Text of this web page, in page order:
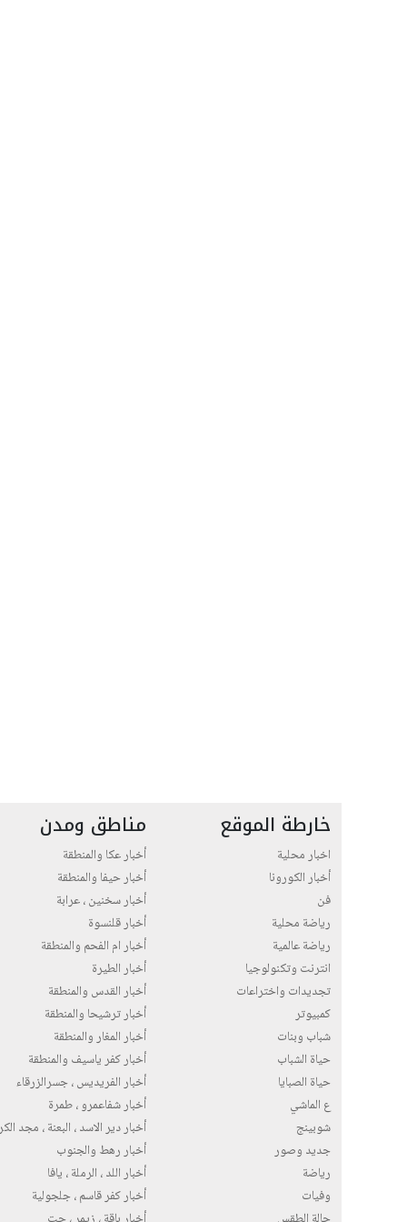
خارطة الموقع
اخبار محلية
أخبار الكورونا
فن
رياضة محلية
رياضة عالمية
انترنت وتكنولوجيا
تجديدات واختراعات
كمبيوتر
شباب وبنات
حياة الشباب
حياة الصبايا
ع الماشي
شوبينج
جديد وصور
رياضة
وفيات
مناطق ومدن
أخبار عكا والمنطقة
أخبار حيفا والمنطقة
أخبار سخنين ، عرابة
أخبار قلنسوة
أخبار ام الفحم والمنطقة
أخبار الطيرة
أخبار القدس والمنطقة
أخبار ترشيحا والمنطقة
أخبار المغار والمنطقة
أخبار كفر ياسيف والمنطقة
أخبار الفريديس ، جسرالزرقاء
أخبار شفاعمرو ، طمرة
أخبار دير الاسد ، البعنة ، مجد
أخبار رهط والجنوب
أخبار اللد ، الرملة ، يافا
أخبار كفر قاسم ، جلجولية